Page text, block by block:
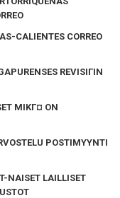
CALIENTES CORREO
REVISIГІN
MIKГ¤ ON
POSTIMYYNTI
NAISET LAILLISET